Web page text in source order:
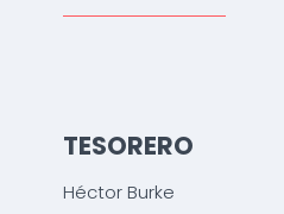
TESORERO
Héctor Burke